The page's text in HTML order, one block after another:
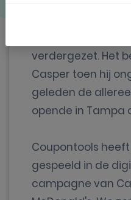
Caspers
verdergezet. Het
Casper toen hij
geleden de
opende in Tampa
Coupontools
gespeeld in de
campagne van